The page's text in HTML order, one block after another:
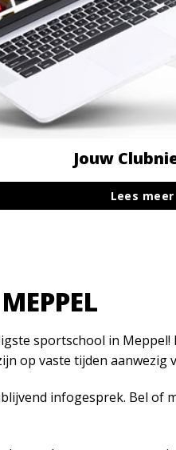
Jouw
Lees meer
sportschool in
op vaste tijden aanwezig
infogesprek. Bel of